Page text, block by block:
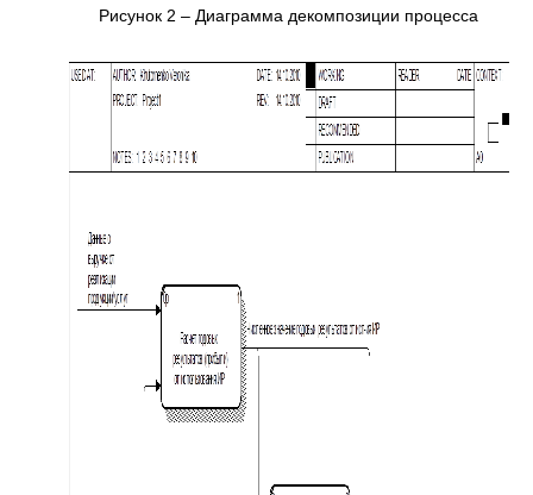
Рисунок 2 – Диаграмма декомпозиции процесса